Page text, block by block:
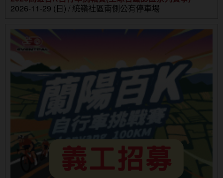
2026-11-29 (日) / 統嶺社區南側公有停車場